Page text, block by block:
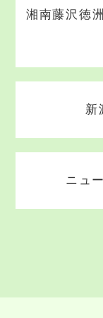
湘南藤沢徳
新
ニュ